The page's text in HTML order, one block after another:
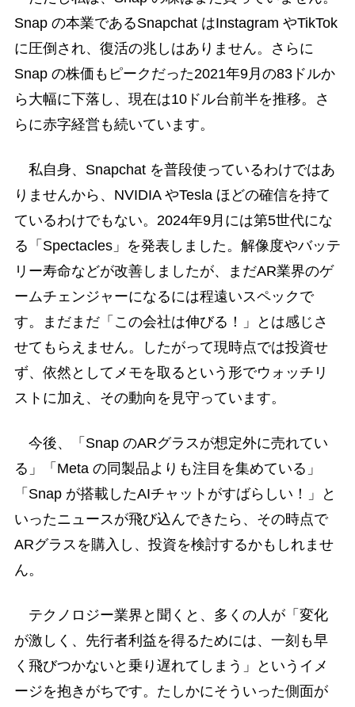
Snap の本業であるSnapchat はInstagram やTikTok
に圧倒され、復活の兆しはありません。さらに
Snap の株価もピークだった2021年9月の83ドルか
ら大幅に下落し、現在は10ドル台前半を推移。さ
らに赤字経営も続いています。
私自身、Snapchat を普段使っているわけではあ
りませんから、NVIDIA やTesla ほどの確信を持て
ているわけでもない。2024年9月には第5世代にな
る「Spectacles」を発表しました。解像度やバッテ
リー寿命などが改善しましたが、まだAR業界のゲ
ームチェンジャーになるには程遠いスペックで
す。まだまだ「この会社は伸びる！」とは感じさ
せてもらえません。したがって現時点では投資せ
ず、依然としてメモを取るという形でウォッチリ
ストに加え、その動向を見守っています。
今後、「Snap のARグラスが想定外に売れてい
る」「Meta の同製品よりも注目を集めている」
「Snap が搭載したAIチャットがすばらしい！」と
いったニュースが飛び込んできたら、その時点で
ARグラスを購入し、投資を検討するかもしれませ
ん。
テクノロジー業界と聞くと、多くの人が「変化
が激しく、先行者利益を得るためには、一刻も早
く飛びつかないと乗り遅れてしまう」というイメ
ージを抱きがちです。たしかにそういった側面が